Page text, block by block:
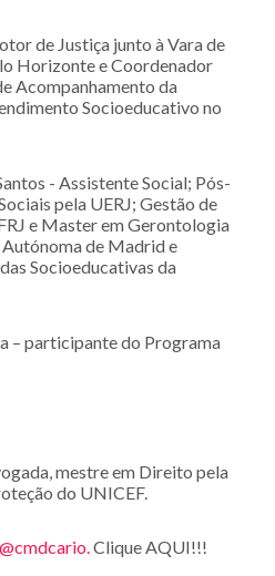
de Justiça junto à Vara de
Horizonte e Coordenador
Acompanhamento da
Socioeducativo no
- Assistente Social; Pós-
pela UERJ; Gestão de
e Master em Gerontologia
de Madrid e
Socioeducativas da
– participante do Programa
mestre em Direito pela
do UNICEF.
Clique AQUI!!!